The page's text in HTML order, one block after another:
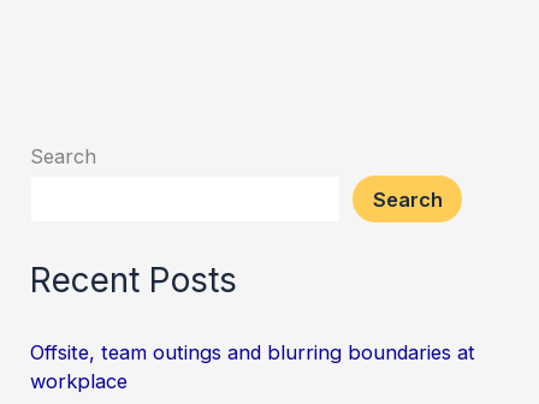
Search
Search
Recent Posts
Offsite, team outings and blurring boundaries at
workplace